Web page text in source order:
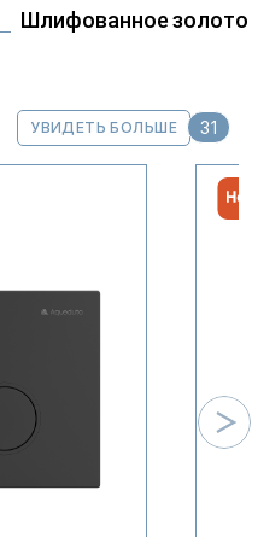
Шлифованное золото
УВИДЕТЬ БОЛЬШЕ 31